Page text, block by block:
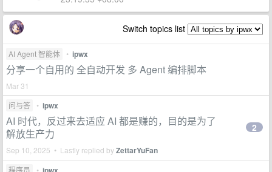
Switch topics list
AI Agent 智能体 • ipwx
分享一个自用的 全自动开发 多 Agent 编排脚本
Mar 31
问与答
• ipwx
AI 时代，反过来去适应 AI 都是赚的，目的是为了
解放生产力
Sep 10, 2025 • Lastly replied byZettarYuFan
2
程序员 •